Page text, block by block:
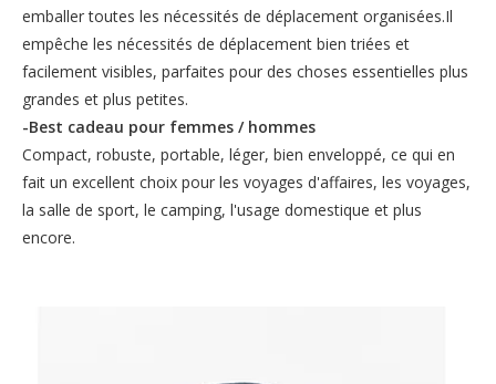
emballer toutes les nécessités de déplacement organisées.Il
empêche les nécessités de déplacement bien triées et
facilement visibles, parfaites pour des choses essentielles plus
grandes et plus petites.
-Best cadeau pour femmes / hommes
Compact, robuste, portable, léger, bien enveloppé, ce qui en
fait un excellent choix pour les voyages d'affaires, les voyages,
la salle de sport, le camping, l'usage domestique et plus
encore.